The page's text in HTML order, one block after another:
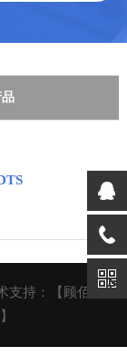
品
支持：【顾佰特科